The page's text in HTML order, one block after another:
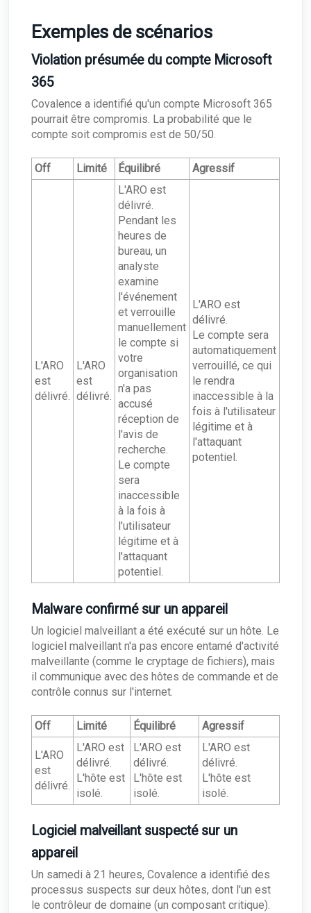
Exemples de scénarios
Violation présumée du compte Microsoft
365
Covalence a identifié qu'un compte Microsoft 365
pourrait être compromis. La probabilité que le
compte soit compromis est de 50/50.
Off Limité Équilibré Agressif
L'ARO
est
délivré.
L'ARO
est
délivré.
L'ARO est
délivré.
Pendant les
heures de
bureau, un
analyste
examine
l'événement
et verrouille
manuellement
le compte si
votre
organisation
n'a pas
accusé
réception de
l'avis de
recherche.
Le compte
sera
inaccessible
à la fois à
l'utilisateur
légitime et à
l'attaquant
potentiel.
L'ARO est
délivré.
Le compte sera
automatiquement
verrouillé, ce qui
le rendra
inaccessible à la
fois à l'utilisateur
légitime et à
l'attaquant
potentiel.
Malware confirmé sur un appareil
Un logiciel malveillant a été exécuté sur un hôte. Le
logiciel malveillant n'a pas encore entamé d'activité
malveillante (comme le cryptage de fichiers), mais
il communique avec des hôtes de commande et de
contrôle connus sur l'internet.
Off Limité Équilibré Agressif
L'ARO
est
délivré.
L'ARO est
délivré.
L'hôte est
isolé.
L'ARO est
délivré.
L'hôte est
isolé.
L'ARO est
délivré.
L'hôte est
isolé.
Logiciel malveillant suspecté sur un
appareil
Un samedi à 21 heures, Covalence a identifié des
processus suspects sur deux hôtes, dont l'un est
le contrôleur de domaine (un composant critique).